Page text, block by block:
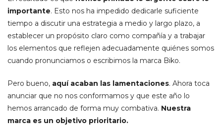
importante. Esto nos ha impedido dedicarle suficiente
tiempo a discutir una estrategia a medio y largo plazo, a
establecer un propósito claro como compañía y a trabajar
los elementos que reflejen adecuadamente quiénes somos
cuando pronunciamos o escribimos la marca Biko.
Pero bueno, aquí acaban las lamentaciones. Ahora toca
anunciar que no nos conformamos y que este año lo
hemos arrancado de forma muy combativa. Nuestra
marca es un objetivo prioritario.